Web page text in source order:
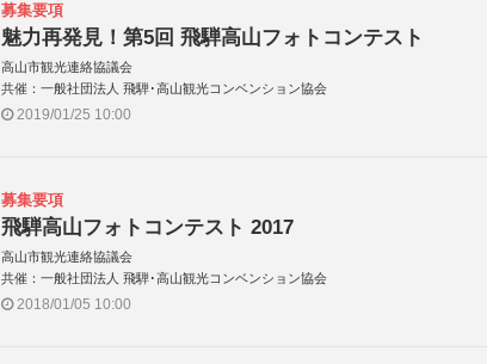
募集要項
魅力再発見！第5回 飛騨高山フォトコンテスト
高山市観光連絡協議会
共催：一般社団法人 飛騨･高山観光コンベンション協会
2019/01/25 10:00
募集要項
飛騨高山フォトコンテスト 2017
高山市観光連絡協議会
共催：一般社団法人 飛騨･高山観光コンベンション協会
2018/01/05 10:00